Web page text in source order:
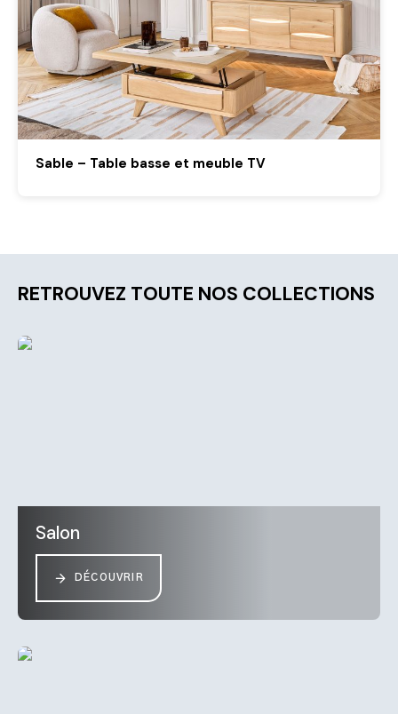
Sable – Table basse et meuble TV
RETROUVEZ TOUTE NOS COLLECTIONS
Salon
DÉCOUVRIR